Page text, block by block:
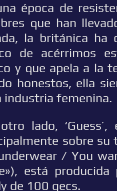
época de
que han
la británica ha
de acérrimos
y que apela a la
honestos, ella
industria femenina.
lado,
sobre su
/ You
está
de 100 gecs.